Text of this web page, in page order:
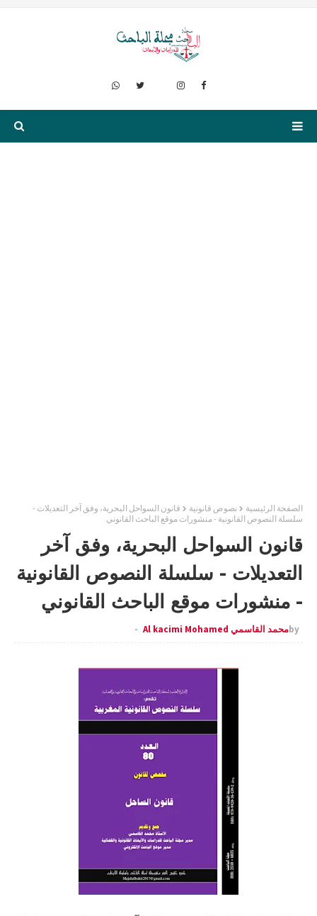
الصفحة الرئيسية نصوص قانونية
قانون السواحل البحرية، وفق آخر التعديلات -
سلسلة النصوص القانونية - منشورات موقع الباحث القانوني
قانون السواحل البحرية، وفق آخر
التعديلات - سلسلة النصوص القانونية
- منشورات موقع الباحث القانوني
byمحمد القاسمي Al kacimi Mohamed